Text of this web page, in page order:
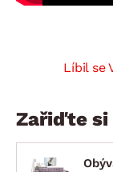
Líbil se
Zařiďte si